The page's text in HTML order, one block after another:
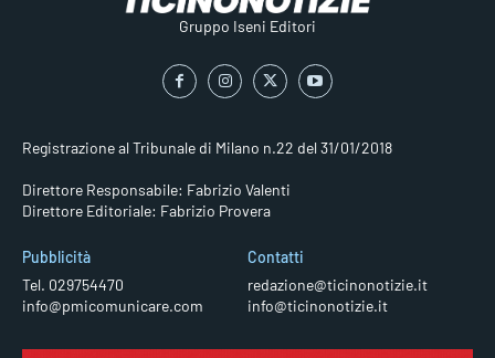
Gruppo Iseni Editori
Registrazione al Tribunale di Milano n.22 del 31/01/2018
Direttore Responsabile: Fabrizio Valenti
Direttore Editoriale: Fabrizio Provera
Pubblicità
Tel. 029754470
info@pmicomunicare.com
Contatti
redazione@ticinonotizie.it
info@ticinonotizie.it